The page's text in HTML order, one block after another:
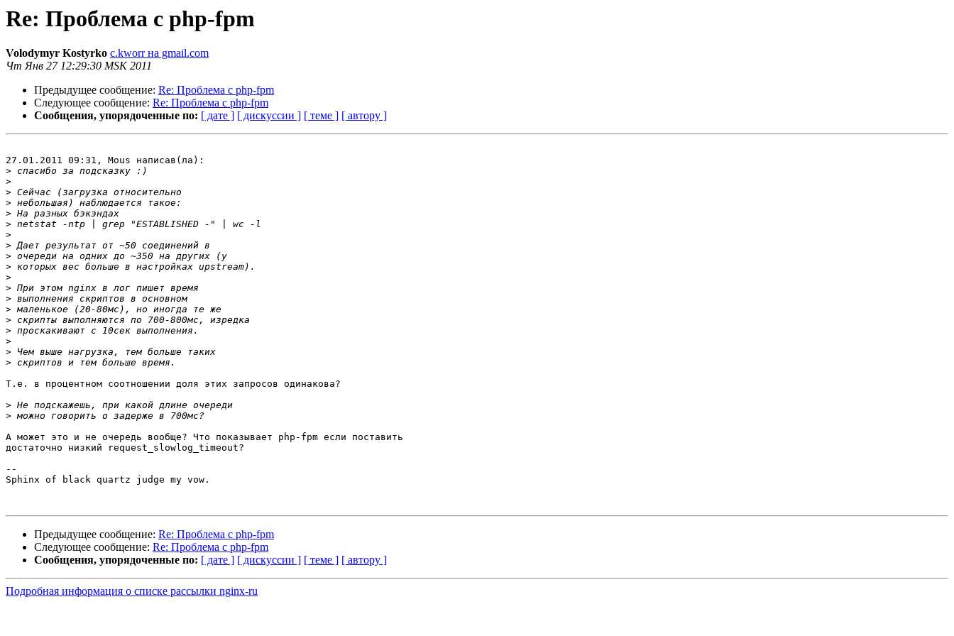
Re: Проблема с php-fpm
Volodymyr Kostyrko c.kworr на gmail.com
Чт Янв 27 12:29:30 MSK 2011
Предыдущее сообщение: Re: Проблема с php-fpm
Следующее сообщение: Re: Проблема с php-fpm
Сообщения, упорядоченные по: [ дате ] [ дискуссии ] [ теме ] [ автору ]
27.01.2011 09:31, Mous написав(ла):
>
>
>
>
>
>
>
>
>
>
>
>
>
>
>
>
>
>
>
Т.е. в процентном соотношении доля этих запросов одинакова?
>
>
А может это и не очередь вообще? Что показывает php-fpm если поставить
достаточно низкий request_slowlog_timeout?
--
Sphinx of black quartz judge my vow.
Предыдущее сообщение: Re: Проблема с php-fpm
Следующее сообщение: Re: Проблема с php-fpm
Сообщения, упорядоченные по: [ дате ] [ дискуссии ] [ теме ] [ автору ]
Подробная информация о списке рассылки nginx-ru